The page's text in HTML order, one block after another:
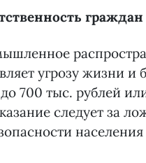
угрозу жизни
700 тыс. рублей
следует за